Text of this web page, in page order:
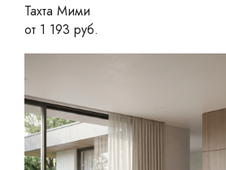
Тахта Мими
от 1 193 руб.